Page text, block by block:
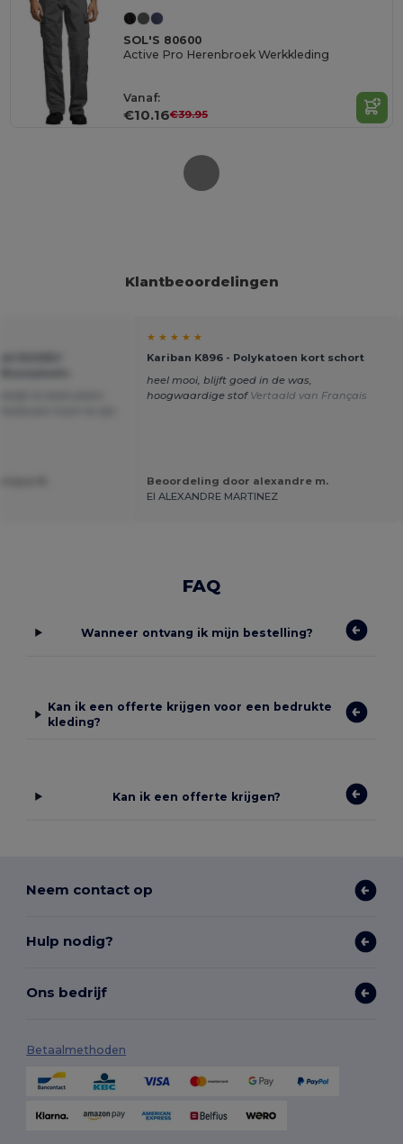
SOL'S 80600
Active Pro Herenbroek Werkkleding
Vanaf:
€10.16€39.95
Klantbeoordelingen
★ ★ ★ ★ ★
Kariban K896 - Polykatoen kort schort
heel mooi, blijft goed in de was,
hoogwaardige stof Vertaald van Français
Beoordeling door alexandre m.
EI ALEXANDRE MARTINEZ
FAQ
Wanneer ontvang ik mijn bestelling?
Kan ik een offerte krijgen voor een bedrukte
kleding?
Kan ik een offerte krijgen?
Neem contact op
Hulp nodig?
Ons bedrijf
Betaalmethoden